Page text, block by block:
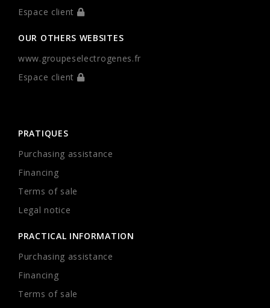
Espace client
OUR OTHERS WEBSITES
www.groupeselectrogenes.fr
Espace client
PRATIQUES
Purchasing assistance
Financing
Terms of sale
Legal notice
PRACTICAL INFORMATION
Purchasing assistance
Financing
Terms of sale